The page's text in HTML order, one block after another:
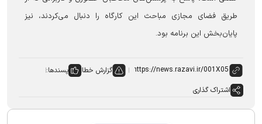
طریق فضای مجازی مباحث این کارگاه را دنبال می‌کردند، نیز
پایان‌بخش این برنامه بود.
گزارش خطا
پسندها:
اشتراک گذاری